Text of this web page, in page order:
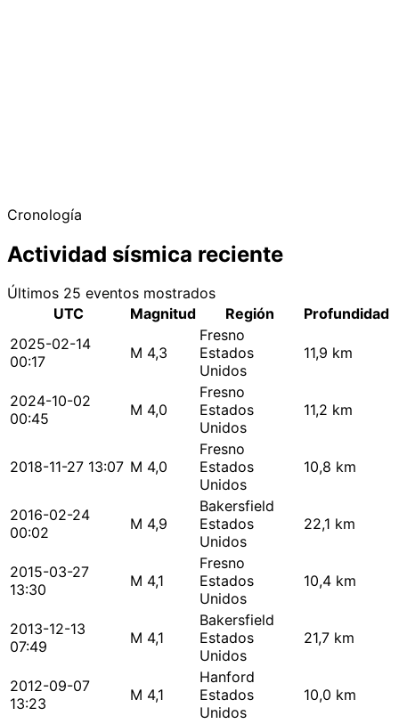
Cronología
Actividad sísmica reciente
Últimos 25 eventos mostrados
UTC
Magnitud Región
Profundidad
2025-02-14
00:17
M 4,3
Fresno
Estados
Unidos
11,9 km
2024-10-02
00:45
M 4,0
Fresno
Estados
Unidos
11,2 km
2018-11-27 13:07 M 4,0
Fresno
Estados
Unidos
10,8 km
2016-02-24
00:02
M 4,9
Bakersfield
Estados
Unidos
22,1 km
2015-03-27
13:30
M 4,1
Fresno
Estados
Unidos
10,4 km
2013-12-13
07:49
M 4,1
Bakersfield
Estados
Unidos
21,7 km
2012-09-07
13:23
M 4,1
Hanford
Estados
Unidos
10,0 km